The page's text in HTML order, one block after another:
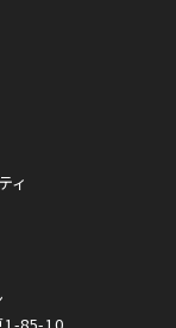
ィ
1-85-10